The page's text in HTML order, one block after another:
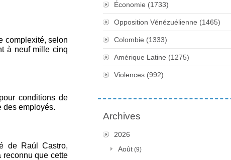
complexité, selon
à neuf mille cinq
conditions de
des employés.
de Raúl Castro,
reconnu que cette
Économie (1733)
Opposition Vénézuélienne (1465)
Colombie (1333)
Amérique Latine (1275)
Violences (992)
Archives
2026
Août (9)